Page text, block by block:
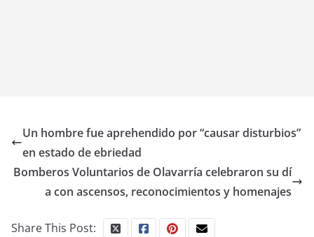
Un hombre fue aprehendido por “causar disturbios”
en estado de ebriedad
Bomberos Voluntarios de Olavarría celebraron su dí
a con ascensos, reconocimientos y homenajes
Share This Post: